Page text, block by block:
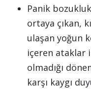
Panik
ortaya çıkan,
ulaşan yoğun
içeren ataklar
olmadığı
karşı kaygı